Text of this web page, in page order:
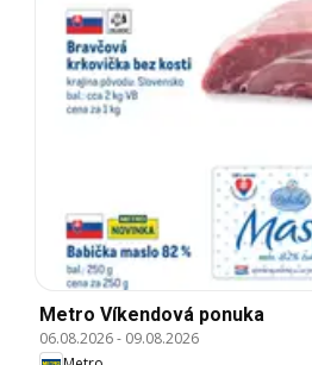
Metro Víkendová ponuka
06.08.2026- 09.08.2026